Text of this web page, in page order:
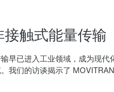
触式能量传输
早已进入工业领域，成为现
我们的访谈揭示了